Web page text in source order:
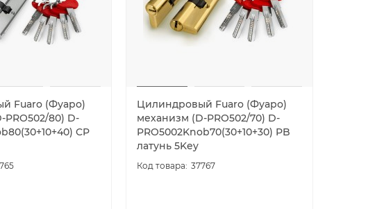
Fuaro (Фуаро)
80) D-
CP
Цилиндровый Fuaro (Фуаро)
механизм (D-PRO502/70) D-
PRO5002Knob70(30+10+30) PB
латунь 5Key
37767